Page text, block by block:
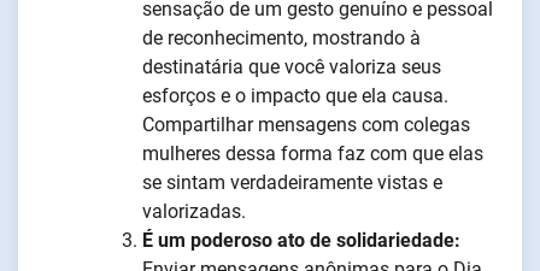
sensação de um gesto genuíno e pessoal
de reconhecimento, mostrando à
destinatária que você valoriza seus
esforços e o impacto que ela causa.
Compartilhar mensagens com colegas
mulheres dessa forma faz com que elas
se sintam verdadeiramente vistas e
valorizadas.
É um poderoso ato de solidariedade: